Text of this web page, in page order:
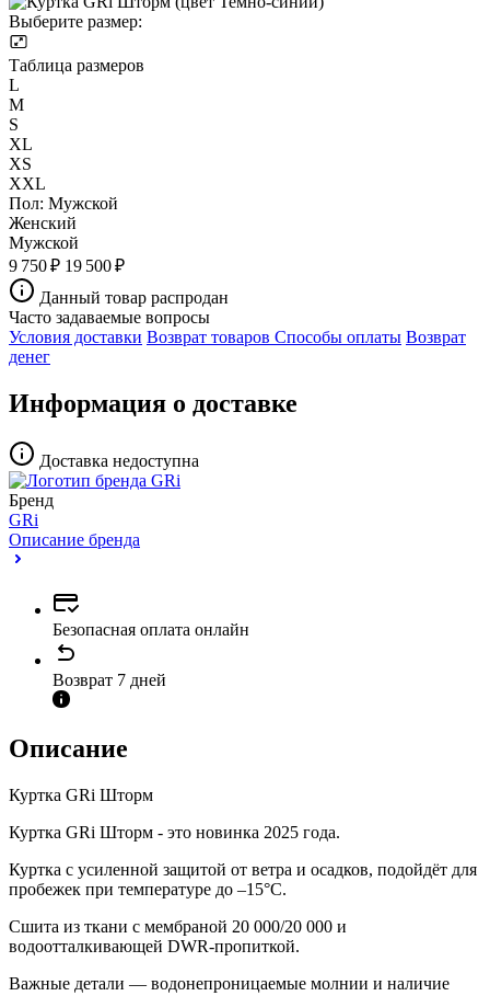
Выберите размер:
Таблица размеров
L
M
S
XL
XS
XXL
Пол: Мужской
Женский
Мужской
9 750 ₽ 19 500 ₽
Данный товар распродан
Часто задаваемые вопросы
Условия доставки Возврат товаров Способы оплаты Возврат
денег
Информация о доставке
Доставка недоступна
Бренд
GRi
Описание бренда
Безопасная оплата онлайн
Возврат 7 дней
Описание
Куртка GRi Шторм
Куртка GRi Шторм - это новинка 2025 года.
Куртка с усиленной защитой от ветра и осадков, подойдёт для
пробежек при температуре до –15°С.
Сшита из ткани с мембраной 20 000/20 000 и
водоотталкивающей DWR-пропиткой.
Важные детали — водонепроницаемые молнии и наличие